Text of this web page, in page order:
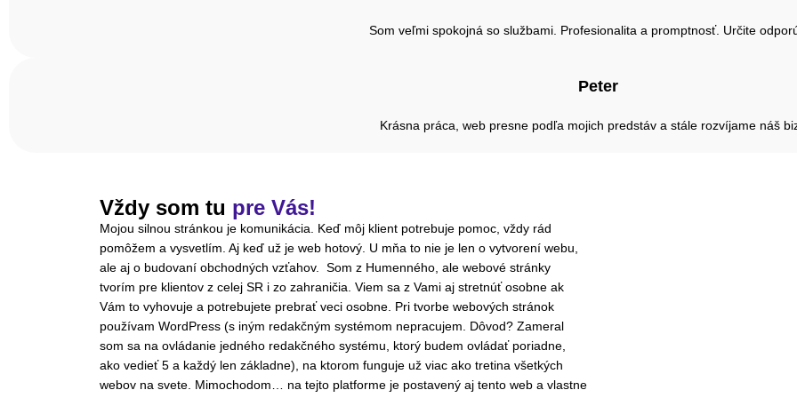
Som veľmi spokojná so službami. Profesionalita a promptnosť. Určite
Peter
Krásna práca, web presne podľa mojich predstáv a stále rozvíjame náš
Vždy som tu pre Vás!
Mojou silnou stránkou je komunikácia. Keď môj klient potrebuje pomoc, vždy rád
pomôžem a vysvetlím. Aj keď už je web hotový. U mňa to nie je len o vytvorení webu,
ale aj o budovaní obchodných vzťahov. Som z Humenného, ale webové stránky
tvorím pre klientov z celej SR i zo zahraničia. Viem sa z Vami aj stretnúť osobne ak
Vám to vyhovuje a potrebujete prebrať veci osobne. Pri tvorbe webových stránok
používam WordPress (s iným redakčným systémom nepracujem. Dôvod? Zameral
som sa na ovládanie jedného redakčného systému, ktorý budem ovládať poriadne,
ako vedieť 5 a každý len základne), na ktorom funguje už viac ako tretina všetkých
webov na svete. Mimochodom… na tejto platforme je postavený aj tento web a vlastne